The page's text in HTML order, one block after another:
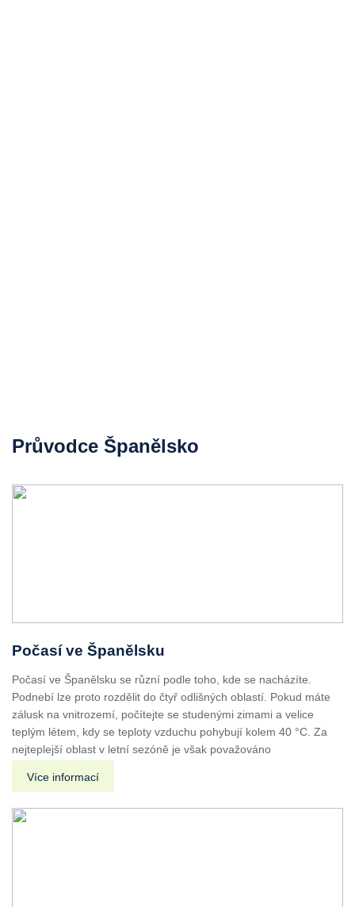
Průvodce Španělsko
Počasí ve Španělsku
Počasí ve Španělsku se různí podle toho, kde se nacházíte.
Podnebí lze proto rozdělit do čtyř odlišných oblastí. Pokud máte
zálusk na vnitrozemí, počítejte se studenými zimami a velice
teplým létem, kdy se teploty vzduchu pohybují kolem 40 °C. Za
nejteplejší oblast v letní sezóně je však považováno
Více informací